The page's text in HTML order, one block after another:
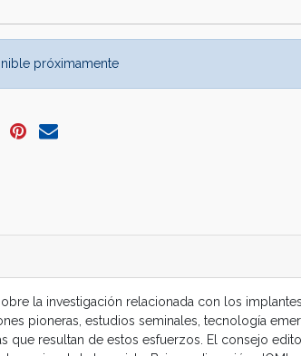
próximamente
la investigación relacionada con los
pioneras, estudios seminales, tecnología
que resultan de estos esfuerzos. El consejo